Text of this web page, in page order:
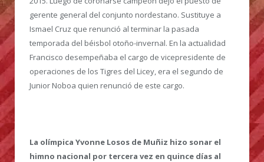
gerente general del conjunto nordestano. Sustituye a
Ismael Cruz que renunció al terminar la pasada
temporada del béisbol otoño-invernal. En la actualidad
Francisco desempeñaba el cargo de vicepresidente de
operaciones de los Tigres del Licey, era el segundo de
Junior Noboa quien renunció de este cargo.
La olímpica Yvonne Losos de Muñiz hizo sonar el
himno nacional por tercera vez en quince días al